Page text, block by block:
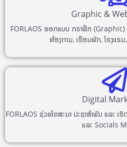
Graphic &
FORLAOS ອອກແບບ ກຣາຟິກ (Graphic)
ຫ້ອງການ, ເຮືອນພັກ, ໂຮງແຮ
Digital
FORLAOS ຊ່ວຍໂຄສະນາ ປະຊາສຳພັນ ແລະ ເ
ແລະ Socials